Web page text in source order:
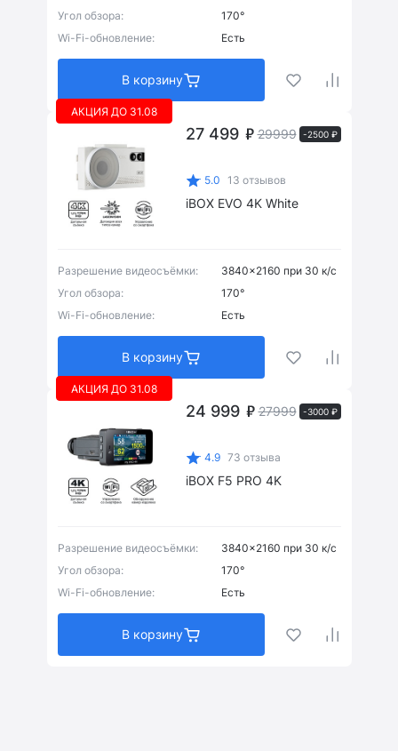
Магнит
Зеркало (0)
Обычное (0)
Рупорная
Угол обзора:
170°
Wi-Fi-обновление:
Есть
В корзину
АКЦИЯ ДО 31.08
iBOX EVO 4K White
5.0 13 отзывов
Разрешение видеосъёмки:
3840x2160 при 30 к/с
Угол обзора:
170°
Wi-Fi-обновление:
Есть
27 499 29999 -2500 ₽
В корзину
АКЦИЯ ДО 31.08
iBOX F5 PRO 4K
4.9 73 отзыва
Разрешение видеосъёмки:
3840x2160 при 30 к/с
Угол обзора:
170°
Wi-Fi-обновление:
Есть
24 999 27999 -3000 ₽
В корзину